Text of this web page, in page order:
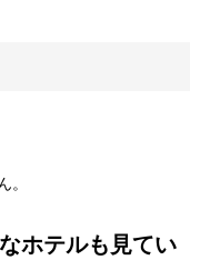
。
ホテルも見てい